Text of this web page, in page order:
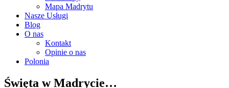
Mapa Madrytu
Nasze Usługi
Blog
O nas
Kontakt
Opinie o nas
Polonia
Święta w Madrycie…